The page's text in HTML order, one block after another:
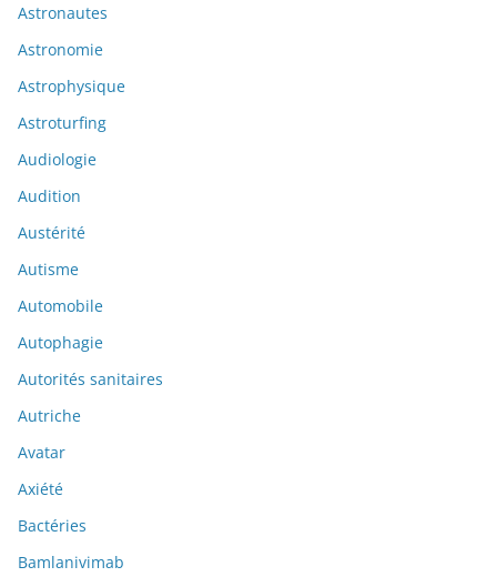
Astronautes
Astronomie
Astrophysique
Astroturfing
Audiologie
Audition
Austérité
Autisme
Automobile
Autophagie
Autorités sanitaires
Autriche
Avatar
Axiété
Bactéries
Bamlanivimab